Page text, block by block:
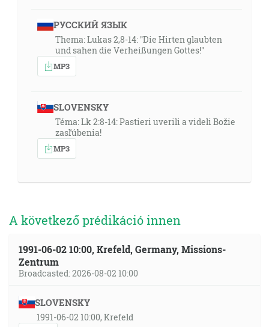
РУССКИЙ ЯЗЫК
Thema: Lukas 2,8-14: "Die Hirten glaubten
und sahen die Verheißungen Gottes!"
MP3
SLOVENSKY
Téma: Lk 2:8-14: Pastieri uverili a videli Božie
zasľúbenia!
MP3
A következő prédikáció innen
1991-06-02 10:00, Krefeld, Germany, Missions-
Zentrum
Broadcasted: 2026-08-02 10:00
SLOVENSKY
1991-06-02 10:00, Krefeld